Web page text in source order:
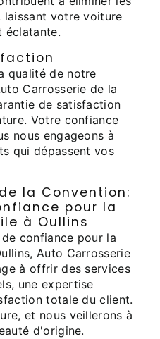
laissant votre voiture
éclatante.
qualité de notre
Carrosserie de la
de satisfaction
Votre confiance
nous engageons à
qui dépassent vos
la Convention:
pour la
à Oullins
confiance pour la
Auto Carrosserie
à offrir des services
une expertise
totale du client.
et nous veillerons à
d'origine.